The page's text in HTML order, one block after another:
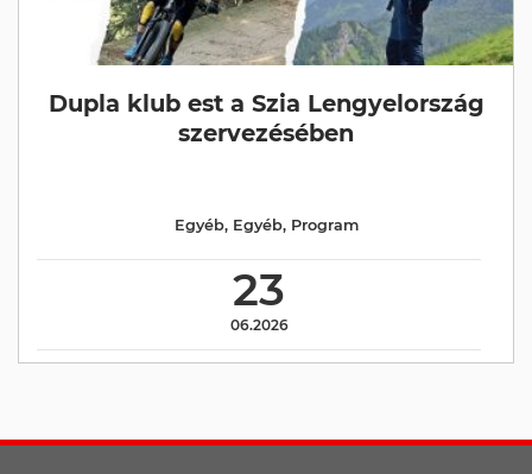
Dupla klub est a Szia Lengyelország
szervezésében
23
06.2026
Egyéb, Egyéb, Program